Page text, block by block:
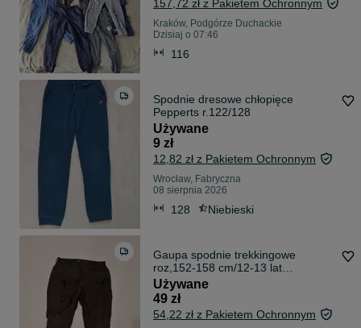
157,72 zł z Pakietem Ochronnym
Kraków, Podgórze Duchackie
Dzisiaj o 07:46
116
Spodnie dresowe chłopięce
Pepperts r.122/128
Używane
9 zł
12,82 zł z Pakietem Ochronnym
Wrocław, Fabryczna
08 sierpnia 2026
128 Niebieski
Gaupa spodnie trekkingowe
roz,152-158 cm/12-13 lat
myśliwskie,outodoor
Używane
49 zł
54,22 zł z Pakietem Ochronnym